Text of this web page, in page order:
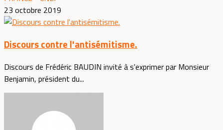
23 octobre 2019
Discours contre l'antisémitisme.
Discours de Frédéric BAUDIN invité à s'exprimer par Monsieur
Benjamin, président du...